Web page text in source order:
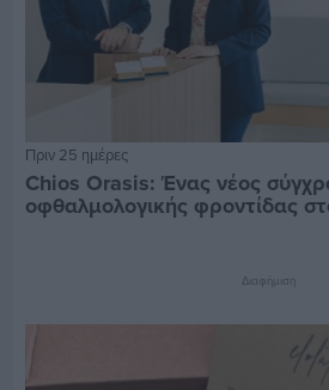
Πριν 25 ημέρες
Chios Orasis: Ένας νέος
οφθαλμολογικής φροντίδας
Διαφήμιση